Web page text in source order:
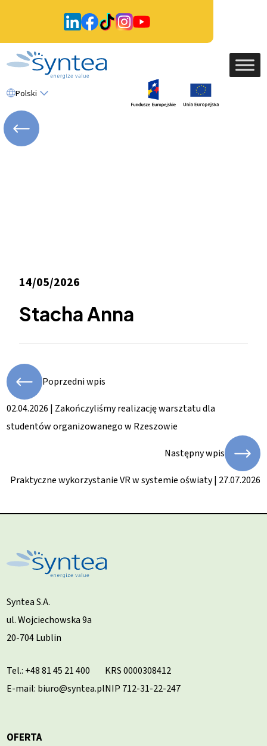
Polski
14/05/2026
Stacha Anna
Poprzedni wpis
02.04.2026 | Zakończyliśmy realizację warsztatu dla
studentów organizowanego w Rzeszowie
Następny wpis
Praktyczne wykorzystanie VR w systemie oświaty | 27.07.2026
Syntea S.A.
ul. Wojciechowska 9a
20-704 Lublin
Tel.: +48 81 45 21 400
E-mail: biuro@syntea.pl
KRS 0000308412
NIP 712-31-22-247
OFERTA